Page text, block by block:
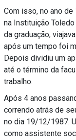
Com isso, no ano
na Instituição
da graduação,
após um tempo foi
Depois dividiu um
até o término da
trabalho.
Após 4 anos
correndo atrás de
no dia 19/12/1987.
como assistente